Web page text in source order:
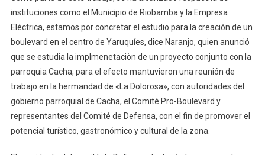
instituciones como el Municipio de Riobamba y la Empresa
Eléctrica, estamos por concretar el estudio para la creación de un
boulevard en el centro de Yaruquíes, dice Naranjo, quien anunció
que se estudia la implmenetaciòn de un proyecto conjunto con la
parroquia Cacha, para el efecto mantuvieron una reunión de
trabajo en la hermandad de «La Dolorosa», con autoridades del
gobierno parroquial de Cacha, el Comité Pro-Boulevard y
representantes del Comité de Defensa, con el fin de promover el
potencial turístico, gastronómico y cultural de la zona.